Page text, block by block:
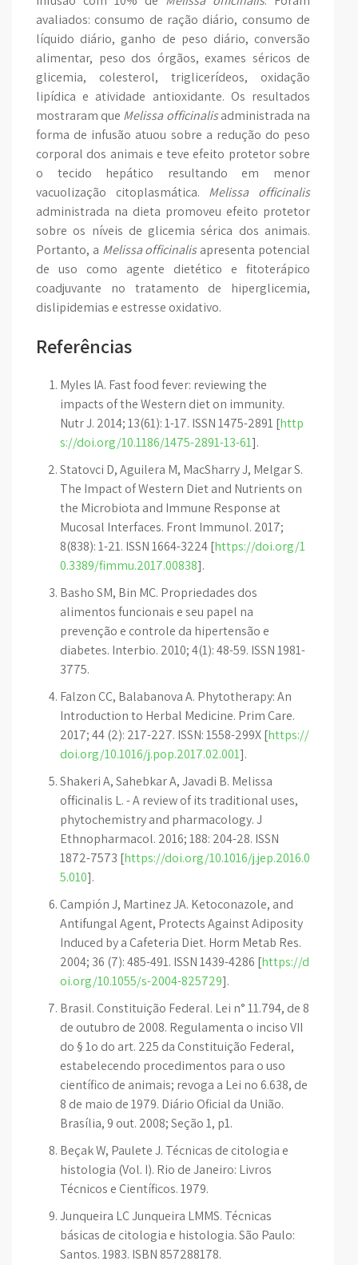
avaliados: consumo de ração diário, consumo de
líquido diário, ganho de peso diário, conversão
alimentar, peso dos órgãos, exames séricos de
glicemia, colesterol, triglicerídeos, oxidação
lipídica e atividade antioxidante. Os resultados
mostraram que Melissa officinalisadministrada na
forma de infusão atuou sobre a redução do peso
corporal dos animais e teve efeito protetor sobre
o tecido hepático resultando em menor
vacuolização citoplasmática. Melissa officinalis
administrada na dieta promoveu efeito protetor
sobre os níveis de glicemia sérica dos animais.
Portanto, a Melissa officinalisapresenta potencial
de uso como agente dietético e fitoterápico
coadjuvante no tratamento de hiperglicemia,
dislipidemias e estresse oxidativo.
Referências
Myles IA. Fast food fever: reviewing the
impacts of the Western diet on immunity.
Nutr J. 2014; 13(61): 1-17. ISSN 1475-2891 [http
s://doi.org/10.1186/1475-2891-13-61].
Statovci D, Aguilera M, MacSharry J, Melgar S.
The Impact of Western Diet and Nutrients on
the Microbiota and Immune Response at
Mucosal Interfaces. Front Immunol. 2017;
8(838): 1-21. ISSN 1664-3224 [https://doi.org/1
0.3389/fimmu.2017.00838].
Basho SM, Bin MC. Propriedades dos
alimentos funcionais e seu papel na
prevenção e controle da hipertensão e
diabetes. Interbio. 2010; 4(1): 48-59. ISSN 1981-
3775.
Falzon CC, Balabanova A. Phytotherapy: An
Introduction to Herbal Medicine. Prim Care.
2017; 44 (2): 217-227. ISSN: 1558-299X [https://
doi.org/10.1016/j.pop.2017.02.001].
Shakeri A, Sahebkar A, Javadi B. Melissa
officinalis L. - A review of its traditional uses,
phytochemistry and pharmacology. J
Ethnopharmacol. 2016; 188: 204-28. ISSN
1872-7573 [https://doi.org/10.1016/j.jep.2016.0
5.010].
Campión J, Martinez JA. Ketoconazole, and
Antifungal Agent, Protects Against Adiposity
Induced by a Cafeteria Diet. Horm Metab Res.
2004; 36 (7): 485-491. ISSN 1439-4286 [https://d
oi.org/10.1055/s-2004-825729].
Brasil. Constituição Federal. Lei n° 11.794, de 8
de outubro de 2008. Regulamenta o inciso VII
do § 1o do art. 225 da Constituição Federal,
estabelecendo procedimentos para o uso
científico de animais; revoga a Lei no 6.638, de
8 de maio de 1979. Diário Oficial da União.
Brasília, 9 out. 2008; Seção 1, p1.
Beçak W, Paulete J. Técnicas de citologia e
histologia (Vol. I). Rio de Janeiro: Livros
Técnicos e Científicos. 1979.
Junqueira LC Junqueira LMMS. Técnicas
básicas de citologia e histologia. São Paulo:
Santos. 1983. ISBN 857288178.